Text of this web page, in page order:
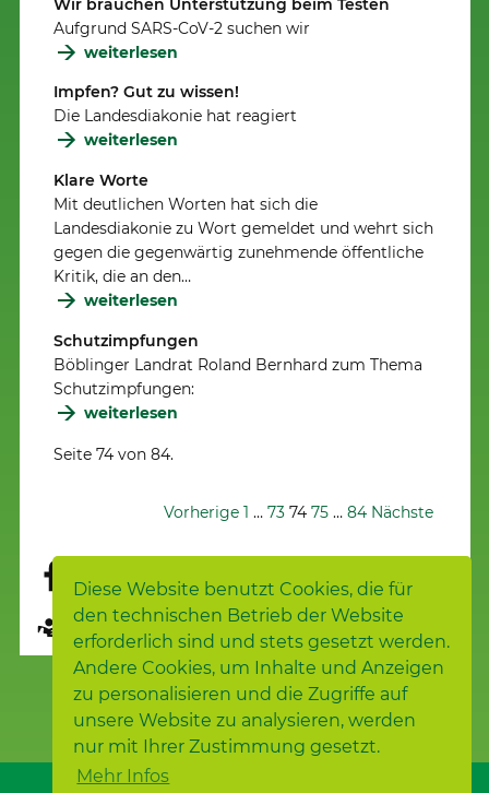
Diese Website benutzt Cookies, die für
den technischen Betrieb der Website
erforderlich sind und stets gesetzt werden.
Andere Cookies, um Inhalte und Anzeigen
zu personalisieren und die Zugriffe auf
unsere Website zu analysieren, werden
nur mit Ihrer Zustimmung gesetzt.
Mehr Infos
Wir brauchen Unterstützung beim Testen
Aufgrund SARS-CoV-2 suchen wir
weiterlesen
Impfen? Gut zu wissen!
Die Landesdiakonie hat reagiert
weiterlesen
Klare Worte
Mit deutlichen Worten hat sich die
Landesdiakonie zu Wort gemeldet und wehrt sich
gegen die gegenwärtig zunehmende öffentliche
Kritik, die an den…
weiterlesen
Schutzimpfungen
Böblinger Landrat Roland Bernhard zum Thema
Schutzimpfungen:
weiterlesen
Seite 74 von 84.
Vorherige 1 … 73 74 75 … 84 Nächste
Seite übersetzen